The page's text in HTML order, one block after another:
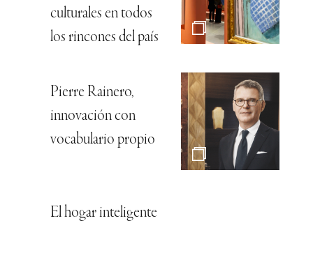
culturales en todos
los rincones del país
Pierre Rainero,
innovación con
vocabulario propio
El hogar inteligente